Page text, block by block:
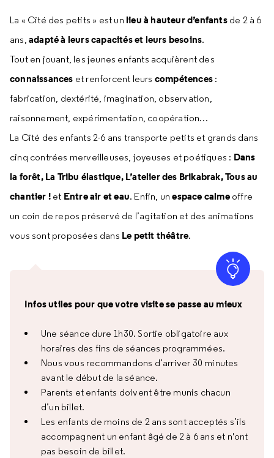
La « Cité des petits » est un lieu à hauteur d’enfants de 2 à 6
ans, adapté à leurs capacités et leurs besoins.
Tout en jouant, les jeunes enfants acquièrent des
connaissances et renforcent leurs compétences :
fabrication, dextérité, imagination, observation,
raisonnement, expérimentation, coopération…
La Cité des enfants 2-6 ans transporte petits et grands dans
cinq contrées merveilleuses, joyeuses et poétiques : Dans
la forêt, La Tribu élastique, L’atelier des Brikabrak, Tous au
chantier ! et Entre air et eau. Enfin, unespace calmeoffre
un coin de repos préservé de l’agitation et des animations
vous sont proposées dans Le petit théâtre.
Infos utiles pour que votre visite se passe au mieux
Une séance dure 1h30. Sortie obligatoire aux
horaires des fins de séances programmées.
Nous vous recommandons d’arriver 30 minutes
avant le début de la séance.
Parents et enfants doivent être munis chacun
d’un billet.
Les enfants de moins de 2 ans sont acceptés s’ils
accompagnent un enfant âgé de 2 à 6 ans et n'ont
pas besoin de billet.